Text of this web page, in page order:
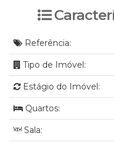
Referência:
Tipo de Imóvel:
Estágio do Imóvel:
Quartos:
Sala: